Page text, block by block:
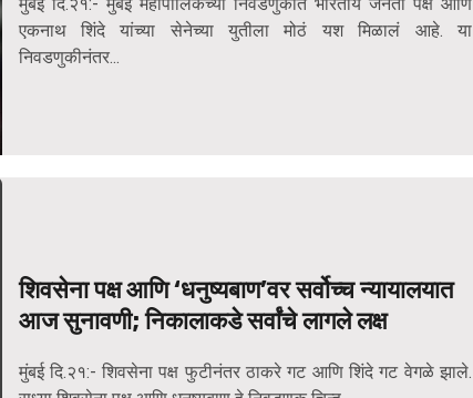
एकनाथ शिंदे यांच्या सेनेच्या युतीला मोठं यश मिळालं आहे. या
निवडणुकीनंतर...
शिवसेना पक्ष आणि ‘धनुष्यबाण’वर सर्वोच्च न्यायालयात
आज सुनावणी; निकालाकडे सर्वांचे लागले लक्ष
मुंबई दि.२१:- शिवसेना पक्ष फुटीनंतर ठाकरे गट आणि शिंदे गट वेगळे झाले.